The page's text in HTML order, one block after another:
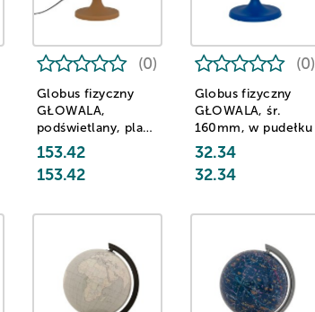
Globus fizyczny
GŁOWALA,
podświetlany, plast.
niska stopka, śr.
320mm, w pudełku
(0)
153.42
153.42
Globus fizyczny
GŁOWALA, śr.
160mm, w pudełku
(0)
32.34
32.34